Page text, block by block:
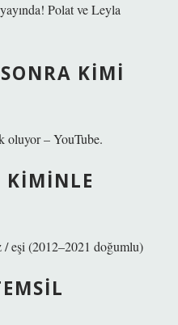
Polat ve Leyla
KIMI
oluyor – YouTube.
KIMINLE
/ eşi (2012–2021 doğumlu)